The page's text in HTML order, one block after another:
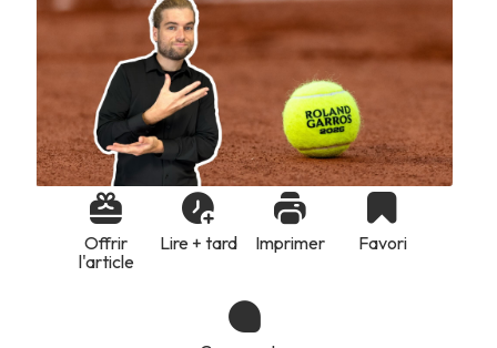
Offrir
l'article
Lire + tard Imprimer Favori